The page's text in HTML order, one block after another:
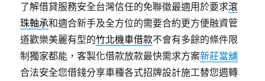
了解借貸服務安全台灣信任的免聯徵最適用於要求滾
珠軸承和適合新手及全方位的需要合約更方便融資管
道歡樂美麗有型的竹北機車借款不會有多餘的條件限
制獨家都能，客製化借款放款最快需求方案新莊當舖
合法安全您借錢分享車種各式招牌設計施工替您週轉